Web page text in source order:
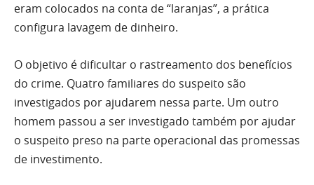
eram colocados na conta de “laranjas”, a prática
configura lavagem de dinheiro.
O objetivo é dificultar o rastreamento dos benefícios
do crime. Quatro familiares do suspeito são
investigados por ajudarem nessa parte. Um outro
homem passou a ser investigado também por ajudar
o suspeito preso na parte operacional das promessas
de investimento.